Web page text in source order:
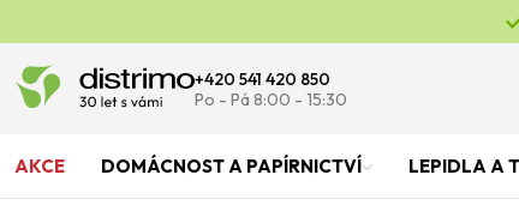
+420 541 420 850
Po - Pá 8:00 - 15:30
AKCE DOMÁCNOST A PAPÍRNICTVÍ LEPIDLA A